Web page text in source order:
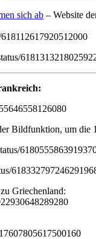
sich ab – Website
Bildfunktion, um die
Griechenland: